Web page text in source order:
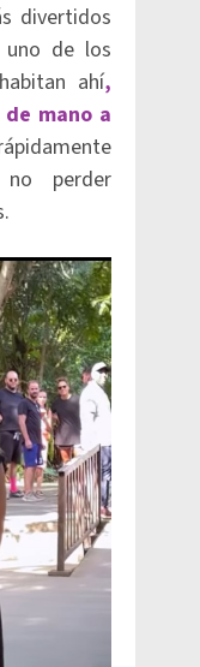
divertidos
uno de los
ahí,
mano a
perder